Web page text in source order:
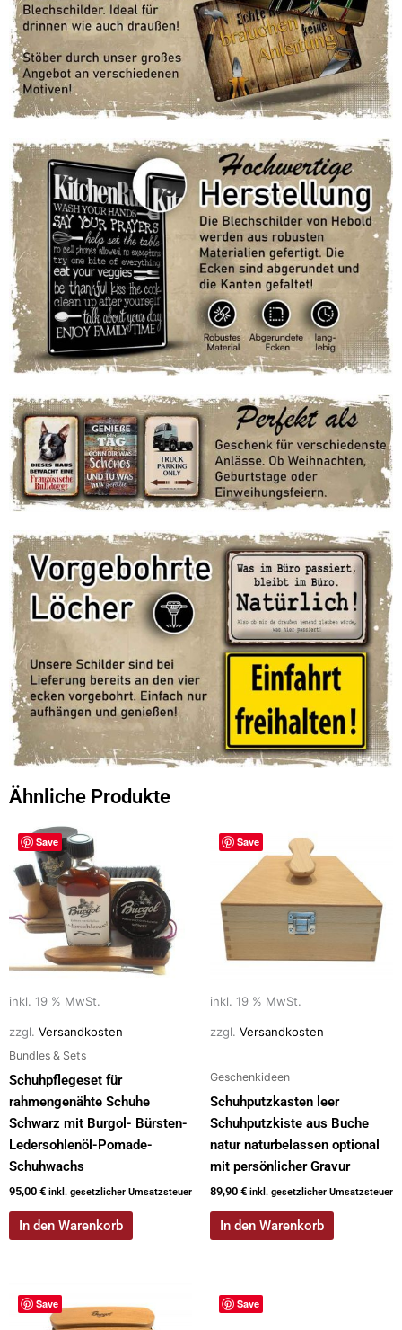
Ähnliche Produkte
Save
inkl. 19 % MwSt.
zzgl. Versandkosten
Bundles & Sets
Schuhpflegeset für
rahmengenähte Schuhe
Schwarz mit Burgol- Bürsten-
Ledersohlenöl-Pomade-
Schuhwachs
95,00 € inkl. gesetzlicher Umsatzsteuer
In den Warenkorb
Save
inkl. 19 % MwSt.
zzgl. Versandkosten
Geschenkideen
Schuhputzkasten leer
Schuhputzkiste aus Buche
natur naturbelassen optional
mit persönlicher Gravur
89,90 € inkl. gesetzlicher Umsatzsteuer
In den Warenkorb
Save Save